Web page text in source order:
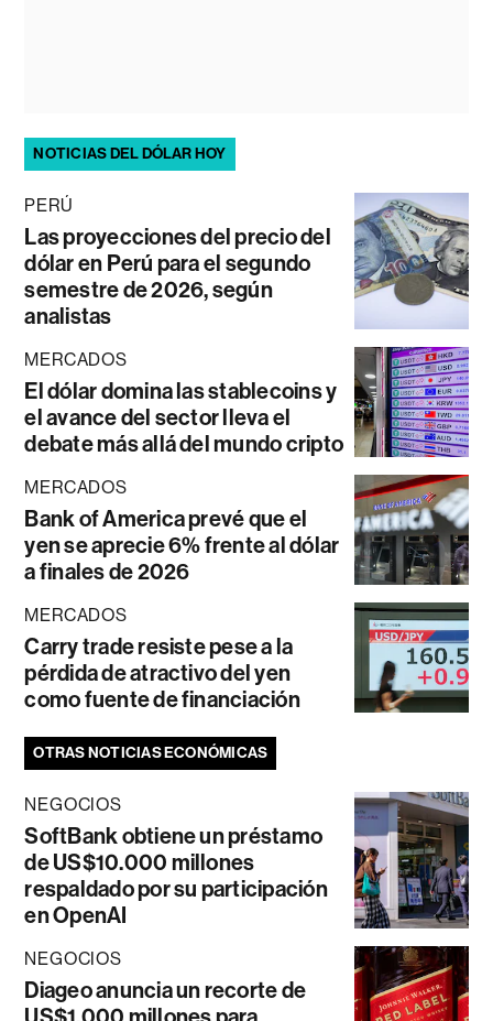
NOTICIAS DEL DÓLAR HOY
PERÚ
Las proyecciones del precio del
dólar en Perú para el segundo
semestre de 2026, según
analistas
MERCADOS
El dólar domina las stablecoins y
el avance del sector lleva el
debate más allá del mundo cripto
MERCADOS
Bank of America prevé que el
yen se aprecie 6% frente al dólar
a finales de 2026
MERCADOS
Carry trade resiste pese a la
pérdida de atractivo del yen
como fuente de financiación
OTRAS NOTICIAS ECONÓMICAS
NEGOCIOS
SoftBank obtiene un préstamo
de US$10.000 millones
respaldado por su participación
en OpenAI
NEGOCIOS
Diageo anuncia un recorte de